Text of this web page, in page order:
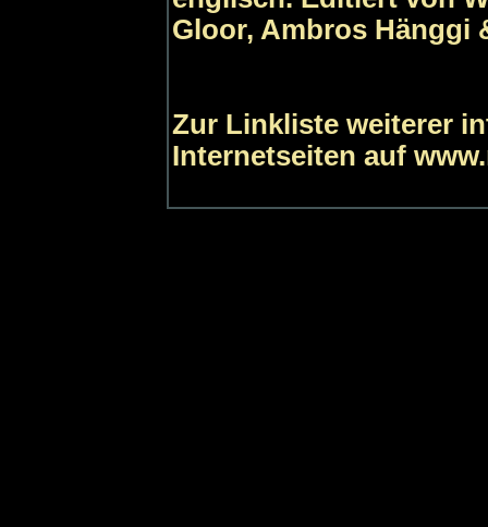
Gloor, Ambros Hänggi
Zur Linkliste weiterer
Internetseiten auf